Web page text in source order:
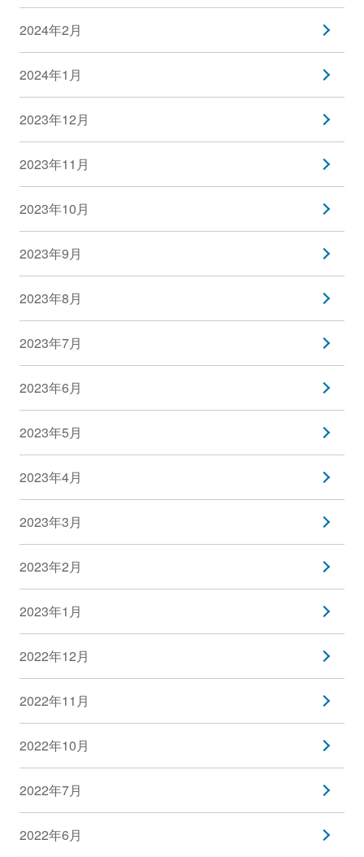
2024年2月
2024年1月
2023年12月
2023年11月
2023年10月
2023年9月
2023年8月
2023年7月
2023年6月
2023年5月
2023年4月
2023年3月
2023年2月
2023年1月
2022年12月
2022年11月
2022年10月
2022年7月
2022年6月